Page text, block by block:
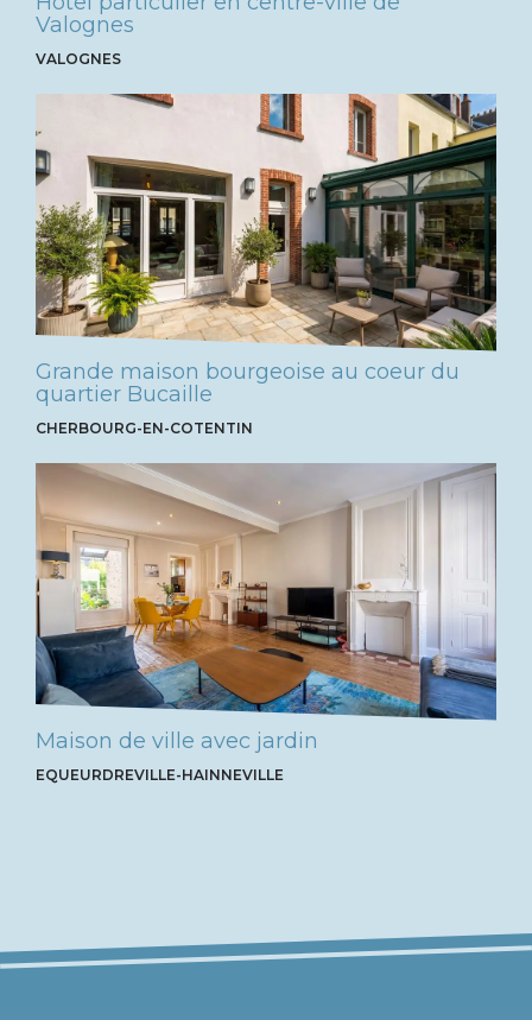
Valognes
VALOGNES
Grande maison bourgeoise au coeur du
quartier Bucaille
CHERBOURG-EN-COTENTIN
Maison de ville avec jardin
EQUEURDREVILLE-HAINNEVILLE